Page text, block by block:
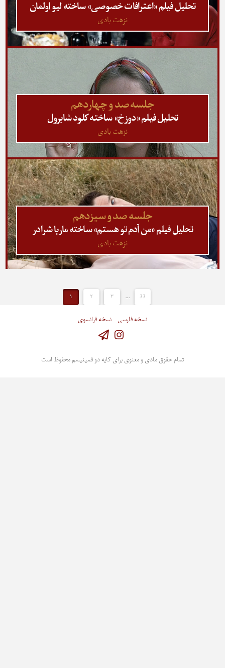
تحلیل فیلم «اعترافات خصوصی» ساخته لیو اولمان
نزهت بادی
جلسه صد و چهاردهم
تحلیل فیلم «دوزخ» ساخته کلود شابرول
نزهت بادی
جلسه صد و سیزدهم
تحلیل فیلم «من آدم تو هستم» ساخته ماریا شرادر
نزهت بادی
۱ ۲ ۳ ... 33
نسخه فارسی نسخه فرانسوی
تمام حقوق مادی و معنوی برای کایه دو فمینیسم محفوظ است